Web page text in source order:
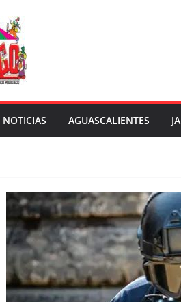
NOTICIAS AGUASCALIENTES